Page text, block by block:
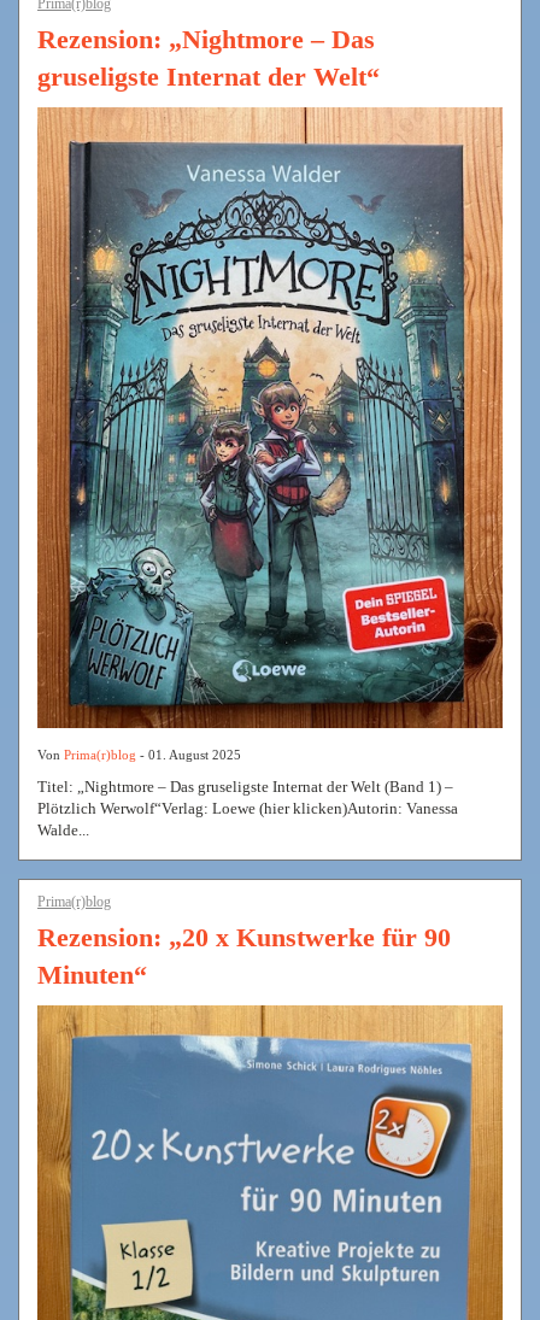
Prima(r)blog
Rezension: „Nightmore – Das
gruseligste Internat der Welt“
Von Prima(r)blog - 01. August 2025
Titel: „Nightmore – Das gruseligste Internat der Welt (Band 1) –
Plötzlich Werwolf“Verlag: Loewe (hier klicken)Autorin: Vanessa
Walde...
Prima(r)blog
Rezension: „20 x Kunstwerke für 90
Minuten“